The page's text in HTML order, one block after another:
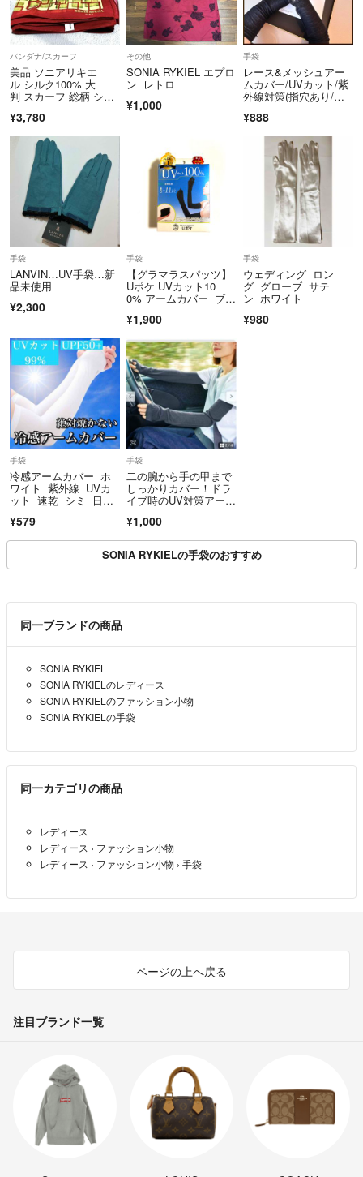
バンダナ/スカーフ
美品 ソニアリキエ
ル シルク100% 大
判 スカーフ 総柄 シフ
¥3,780
その他
SONIA RYKIEL エプロ
ン レトロ
¥1,000
手袋
レース&メッシュアー
ムカバー/UVカット/紫
外線対策(指穴あり/ロ
¥888
手袋
LANVIN…UV手袋…新
品未使用
¥2,300
手袋
【グラマラスパッツ】
Uポケ UVカット10
0% アームカバー ブラ
¥1,900
手袋
ウェディング ロン
グ グローブ サテ
ン ホワイト
¥980
手袋
冷感アームカバー ホ
ワイト 紫外線 UVカ
ット 速乾 シミ 日焼
¥579
手袋
二の腕から手の甲まで
しっかりカバー！ドラ
イブ時のUV対策アーム
¥1,000
SONIA RYKIELの手袋のおすすめ
同一ブランドの商品
SONIA RYKIEL
SONIA RYKIELのレディース
SONIA RYKIELのファッション小物
SONIA RYKIELの手袋
同一カテゴリの商品
レディース
レディース › ファッション小物
レディース › ファッション小物 › 手袋
ページの上へ戻る
注目ブランド一覧